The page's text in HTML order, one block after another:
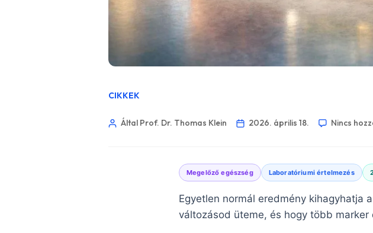
CIKKEK
Által Prof. Dr. Thomas Klein 2026. április 18. Nincs
Megelőző egészség Laboratóriumi értelmezés
Egyetlen normál eredmény kihagyhatja
változásod üteme, és hogy több marker